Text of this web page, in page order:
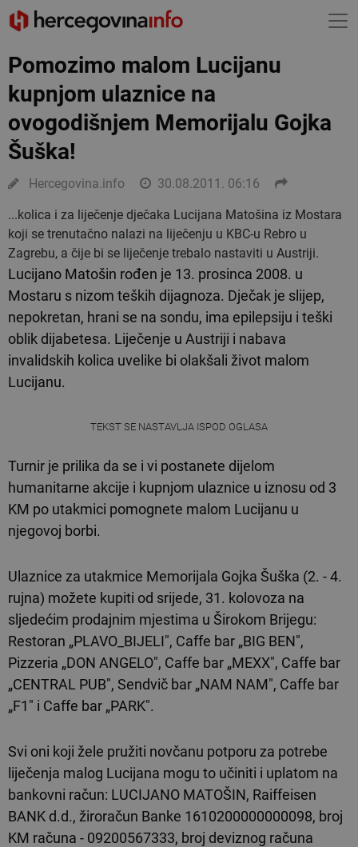
Pomozimo malom Lucijanu
kupnjom ulaznice na
ovogodišnjem Memorijalu Gojka
Šuška!
Hercegovina.info 30.08.2011. 06:16
...kolica i za liječenje dječaka Lucijana Matošina iz Mostara
koji se trenutačno nalazi na liječenju u KBC-u Rebro u
Zagrebu, a čije bi se liječenje trebalo nastaviti u Austriji.
Lucijano Matošin rođen je 13. prosinca 2008. u
Mostaru s nizom teških dijagnoza. Dječak je slijep,
nepokretan, hrani se na sondu, ima epilepsiju i teški
oblik dijabetesa. Liječenje u Austriji i nabava
invalidskih kolica uvelike bi olakšali život malom
Lucijanu.
TEKST SE NASTAVLJA ISPOD OGLASA
Turnir je prilika da se i vi postanete dijelom
humanitarne akcije i kupnjom ulaznice u iznosu od 3
KM po utakmici pomognete malom Lucijanu u
njegovoj borbi.
Ulaznice za utakmice Memorijala Gojka Šuška (2. - 4.
rujna) možete kupiti od srijede, 31. kolovoza na
sljedećim prodajnim mjestima u Širokom Brijegu:
Restoran „PLAVO_BIJELI", Caffe bar „BIG BEN",
Pizzeria „DON ANGELO", Caffe bar „MEXX", Caffe bar
„CENTRAL PUB", Sendvič bar „NAM NAM", Caffe bar
„F1" i Caffe bar „PARK".
Svi oni koji žele pružiti novčanu potporu za potrebe
liječenja malog Lucijana mogu to učiniti i uplatom na
bankovni račun: LUCIJANO MATOŠIN, Raiffeisen
BANK d.d., žiroračun Banke 1610200000000098, broj
KM računa - 09200567333, broj deviznog računa